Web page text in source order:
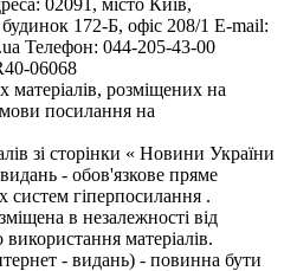
172-Б, офіс 208/1 E-mail:
Телефон: 044-205-43-00
06068
матеріалів, розміщених на
посилання на
зі сторінки « Новини України
видань - обов'язкове пряме
систем гіперпосилання .
в незалежності від
матеріалів.
- видань) - повинна бути